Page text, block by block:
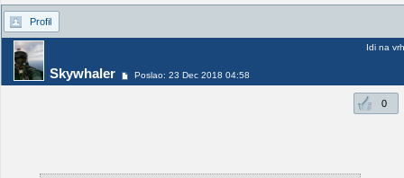
Profil
Skywhaler Poslao: 23 Dec 2018 04:58
Idi na vrh
0